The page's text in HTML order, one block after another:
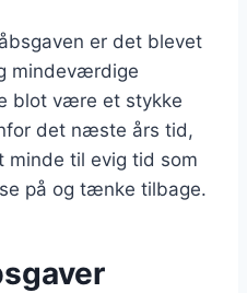
er det blevet
mindeværdige
blot være et stykke
det næste års tid,
til evig tid som
på og tænke tilbage.